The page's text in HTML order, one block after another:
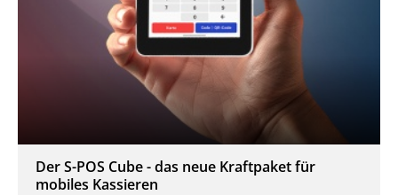
Der S-POS Cube - das neue Kraftpaket für
mobiles Kassieren